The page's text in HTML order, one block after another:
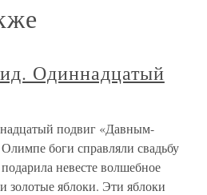
Одиннадцатый
подвиг «Давным-
боги справляли свадьбу
невесте волшебное
золотые яблоки. Эти яблоки